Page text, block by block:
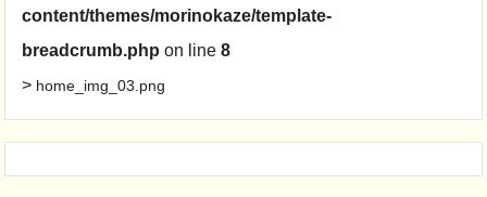
content/themes/morinokaze/template-
breadcrumb.php on line8
> home_img_03.png